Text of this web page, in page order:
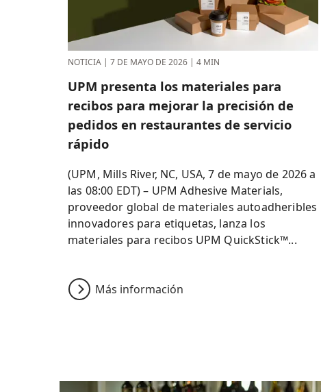
NOTICIA | 7 DE MAYO DE 2026 | 4 MIN
UPM presenta los materiales para
recibos para mejorar la precisión de
pedidos en restaurantes de servicio
rápido
(UPM, Mills River, NC, USA, 7 de mayo de 2026 a
las 08:00 EDT) – UPM Adhesive Materials,
proveedor global de materiales autoadheribles
innovadores para etiquetas, lanza los
materiales para recibos UPM QuickStick™...
Más información